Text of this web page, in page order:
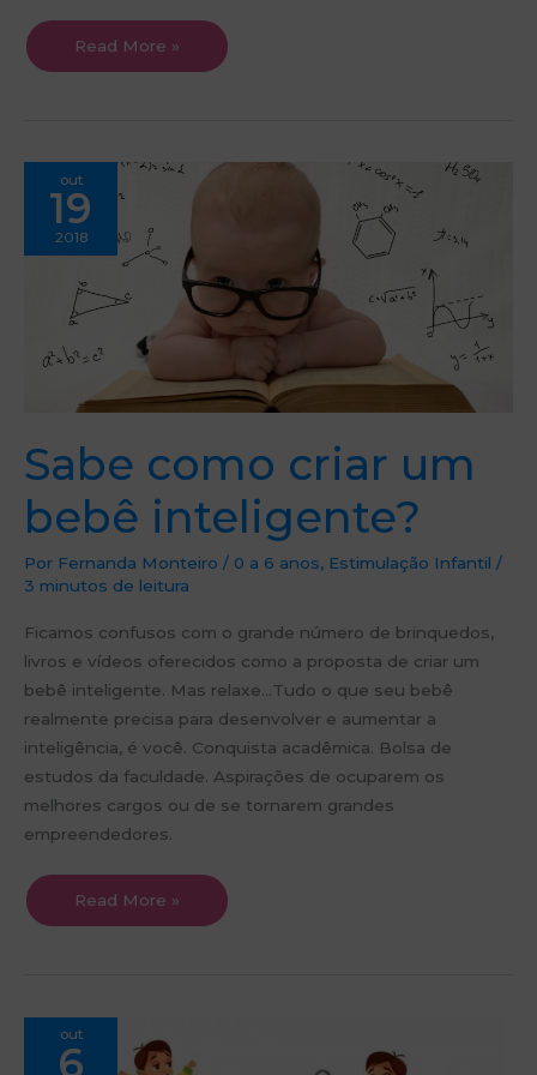
Read More »
out
19
2018
Sabe como criar um
bebê inteligente?
Por Fernanda Monteiro / 0 a 6 anos, Estimulação Infantil /
3 minutos de leitura
Ficamos confusos com o grande número de brinquedos,
livros e vídeos oferecidos como a proposta de criar um
bebê inteligente. Mas relaxe…Tudo o que seu bebê
realmente precisa para desenvolver e aumentar a
inteligência, é você. Conquista acadêmica. Bolsa de
estudos da faculdade. Aspirações de ocuparem os
melhores cargos ou de se tornarem grandes
empreendedores.
Sabe
como
criar
um
bebê
inteligente?
Read More »
out
6
A
rotina
oferece
os